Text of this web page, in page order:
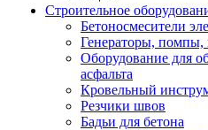
Строительное
Бетоносмесители
Генераторы, помпы,
Оборудование для
асфальта
Кровельный
Резчики швов
Бадьи для бетона